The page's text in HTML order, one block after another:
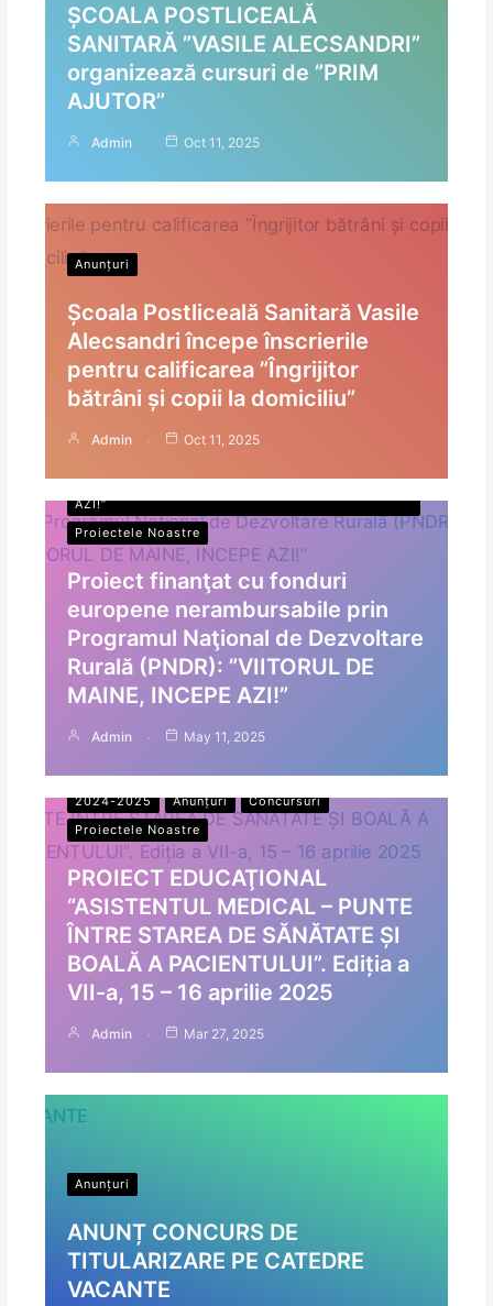
ȘCOALA POSTLICEALĂ
SANITARĂ ”VASILE ALECSANDRI”
organizează cursuri de ”PRIM
AJUTOR”
Admin Oct 11, 2025
Anunțuri
Școala Postliceală Sanitară Vasile
Alecsandri începe înscrierile
pentru calificarea ”Îngrijitor
bătrâni și copii la domiciliu”
Admin Oct 11, 2025
AZI!”
Proiectele Noastre
Proiect finanţat cu fonduri
europene nerambursabile prin
Programul Naţional de Dezvoltare
Rurală (PNDR): ”VIITORUL DE
MAINE, INCEPE AZI!”
Admin May 11, 2025
2024-2025 Anunțuri
Concursuri
Proiectele Noastre
PROIECT EDUCAŢIONAL
“ASISTENTUL MEDICAL – PUNTE
ÎNTRE STAREA DE SĂNĂTATE ȘI
BOALĂ A PACIENTULUI”. Ediția a
VII-a, 15 – 16 aprilie 2025
Admin Mar 27, 2025
Anunțuri
ANUNȚ CONCURS DE
TITULARIZARE PE CATEDRE
VACANTE